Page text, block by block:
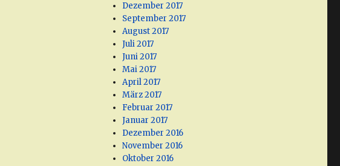
Dezember 2017
September 2017
August 2017
Juli 2017
Juni 2017
Mai 2017
April 2017
März 2017
Februar 2017
Januar 2017
Dezember 2016
November 2016
Oktober 2016